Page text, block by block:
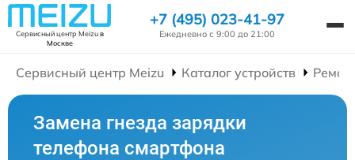
Сервисный центр Meizuв
Москве
+7 (495) 023-41-97
Ежедневно с 9:00 до 21:00
Сервисный центр Meizu Каталог устройств
Замена гнезда зарядки
телефона смартфона